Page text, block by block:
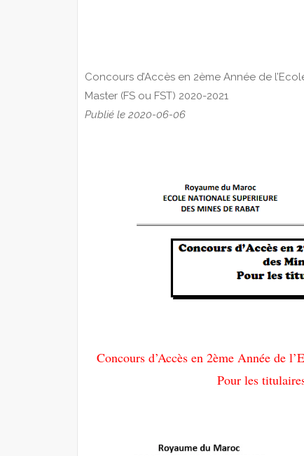
Concours d’Accès en 2ème Année de
Master (FS ou FST) 2020-2021
Publié le 2020-06-06
Concours d’Accès en 2ème Année de
Pour les